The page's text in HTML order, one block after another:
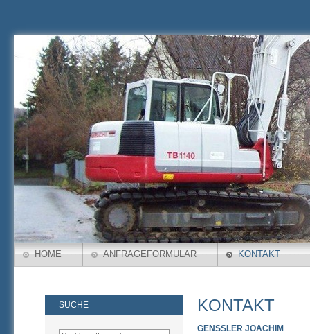
HOME ANFRAGEFORMULAR KONTAKT
SUCHE KONTAKT
GENSSLER JOACHIM